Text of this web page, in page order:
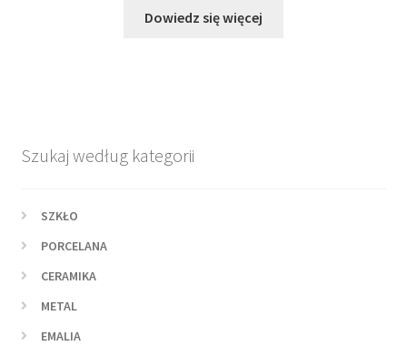
Dowiedz się więcej
Szukaj według kategorii
SZKŁO
PORCELANA
CERAMIKA
METAL
EMALIA